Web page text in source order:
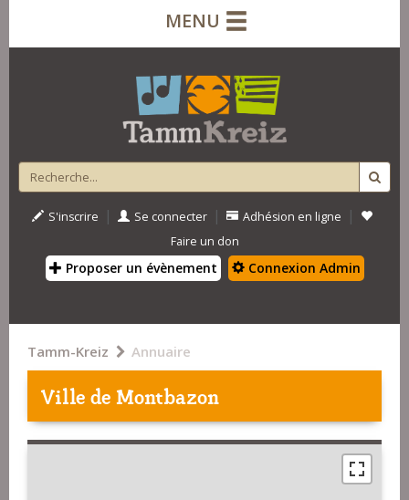
MENU
S'inscrire | Se connecter | Adhésion en ligne |
Faire un don
Proposer un évènement Connexion Admin
Tamm-Kreiz Annuaire
Ville de Montbazon